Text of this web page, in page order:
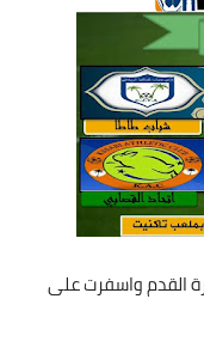
القدم واسفرت على